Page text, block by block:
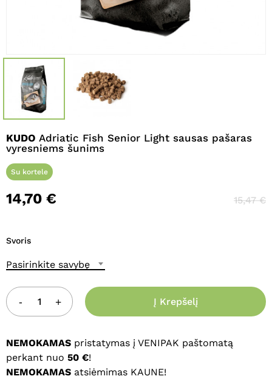
KUDO Adriatic Fish Senior Light sausas pašaras
vyresniems šunims
Su kortele
14,70 € 15,47€
Svoris
Pasirinkite savybę
Į Krepšelį
NEMOKAMAS pristatymas į VENIPAK paštomatą
perkant nuo 50 €!
NEMOKAMAS atsiėmimas KAUNE!
El. paštas*
Noriu savo interneto naršyklėje